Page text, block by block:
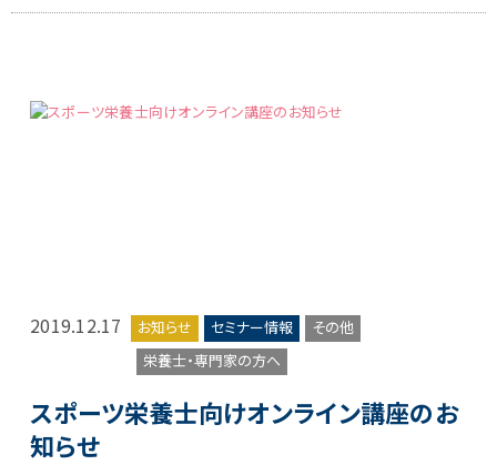
2019.12.17 お知らせ セミナー情報
その他
栄養士・専門家の方へ
スポーツ栄養士向けオンライン講座のお
知らせ